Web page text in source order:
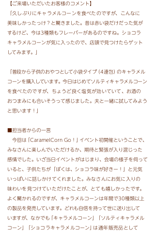
【ご来場いただいたお客様のコメント】
「久しぶりにキャラメルコーンを食べたのですが、 こんなに
美味しかったっけ？と驚きました。昔は赤い袋だけだった気が
するけど、今は3種類もフレーバーがあるのですね。ショコラ
キャラメルコーンが気に入ったので、店頭で見つけたらゲット
してみます。」
「普段から子供のおやつとして小袋タイプ（4連包）のキャラメル
コーンを購入しています。今日はじめてソルティキャラメルコーン
を食べたのですが、ちょうど良く塩気が効いていて、お酒の
おつまみにも合いそうって感じました。夫と一緒に試してみよう
と思います！」
■担当者からの一言
今回 は「CaramelCorn Go！ イベント初開催ということで、
みなさんに楽しんでいただけるか、期待と緊張が入り混じった
感情でした。いざ当日イベントがはじまり、会場の様子を伺って
いると、子供たちが「ぼくは、 ショコラ味が好きー！」 と元気
いっぱいに話しかけてくれました。みなさんにお気に入りの
味わいを見つけていただけたことが、とても嬉しかったです。
よく驚かれるのですが、キャラメルコーンは年間で30種類以上
の製品を発売しています。 どれも自信を持って世に送り出して
いますが、 なかでも「キャラメルコーン 「ソルティキャラメル
コーン 「ショコラキャラメルコーン は通年販売品として